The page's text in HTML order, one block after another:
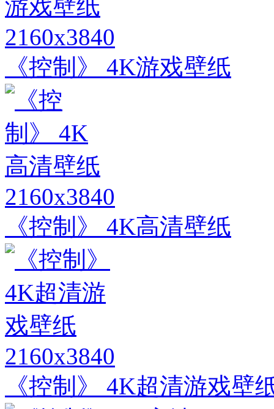
2160x3840
《控制》 4K游戏壁纸
2160x3840
《控制》 4K高清壁纸
2160x3840
《控制》 4K超清游戏壁